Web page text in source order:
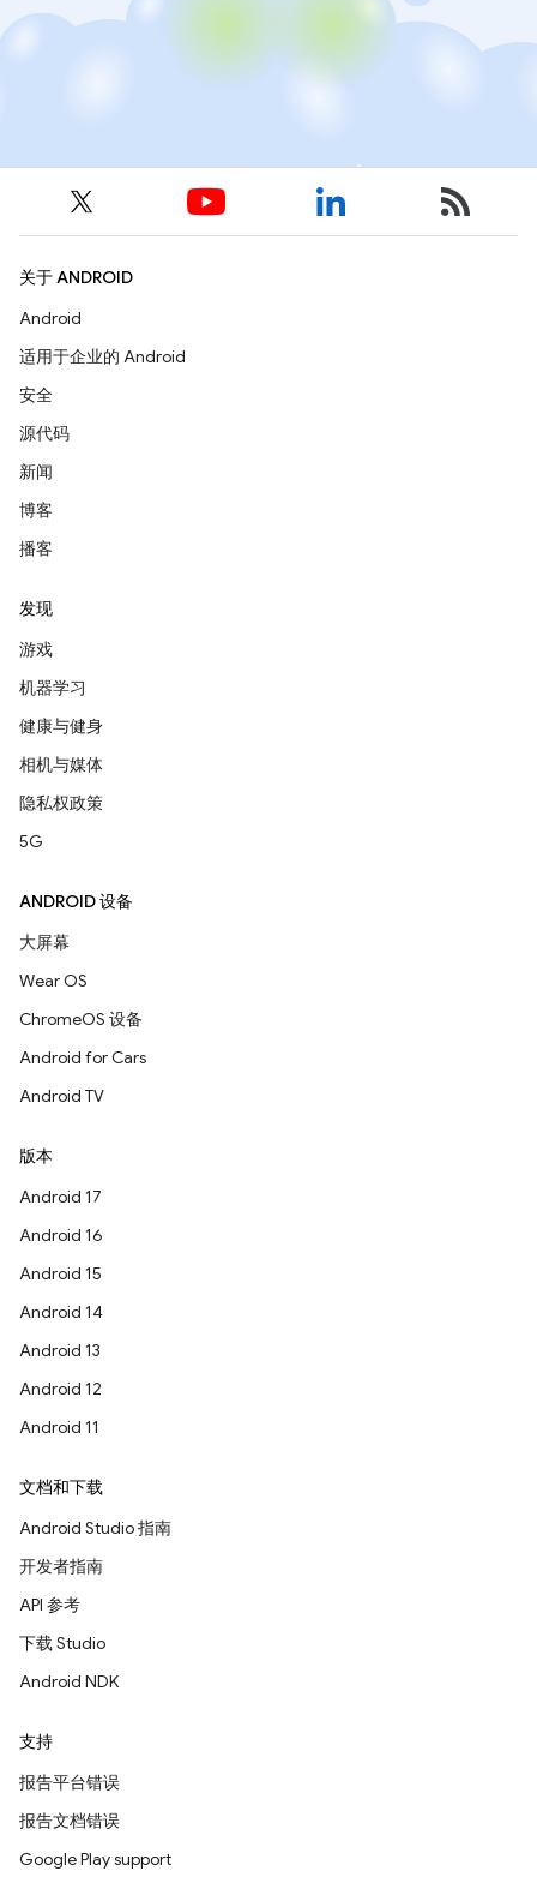
关于 ANDROID
Android
适用于企业的 Android
安全
源代码
新闻
博客
播客
发现
游戏
机器学习
健康与健身
相机与媒体
隐私权政策
5G
ANDROID 设备
大屏幕
Wear OS
ChromeOS 设备
Android for Cars
Android TV
版本
Android 17
Android 16
Android 15
Android 14
Android 13
Android 12
Android 11
文档和下载
Android Studio 指南
开发者指南
API 参考
下载 Studio
Android NDK
支持
报告平台错误
报告文档错误
Google Play support